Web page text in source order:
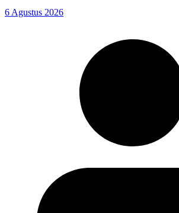
6 Agustus 2026